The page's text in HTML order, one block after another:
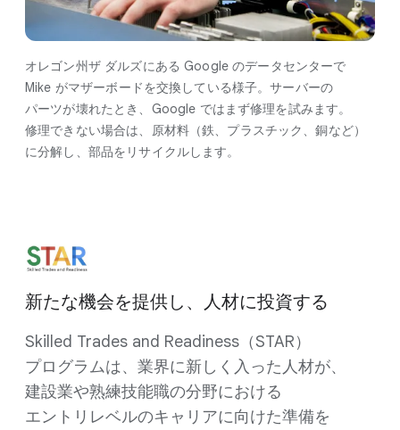
オレゴン州ザ ダルズに​ある Google の​データセンターで
Mike が​マザーボードを​交換している​様子。​サーバーの​
パーツが​壊れた​とき、​Google では​まず修理を​試みます。​
修理できない​場合は、​原材料​（鉄、​プラスチック、​銅など）
に​分解し、​部品を​リサイクルします。
新たな​機会を​提供し、​人材に​投資する
Skilled Trades and Readiness​（STAR）​
プログラムは、​業界に​新しく​入った​人材が、​
建設業や​熟練技能職の​分野に​おける​
エントリレベルの​キャリアに​向けた​準備を​